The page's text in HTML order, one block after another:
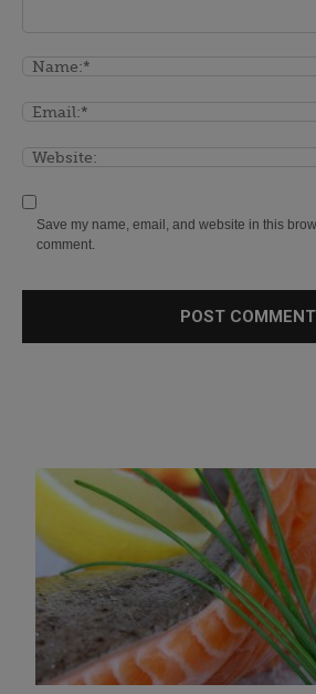
Save my name, email, and website in this
comment.